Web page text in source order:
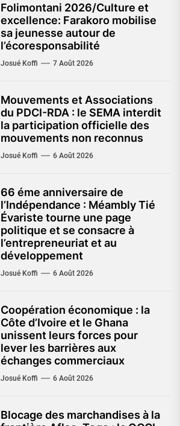
Folimontani 2026/Culture et
excellence: Farakoro mobilise
sa jeunesse autour de
l’écoresponsabilité
Josué Koffi 7 Août 2026
Mouvements et Associations
du PDCI-RDA : le SEMA interdit
la participation officielle des
mouvements non reconnus
Josué Koffi 6 Août 2026
66 éme anniversaire de
l’Indépendance : Méambly Tié
Évariste tourne une page
politique et se consacre à
l’entrepreneuriat et au
développement
Josué Koffi 6 Août 2026
Coopération économique : la
Côte d’Ivoire et le Ghana
unissent leurs forces pour
lever les barrières aux
échanges commerciaux
Josué Koffi 6 Août 2026
Blocage des marchandises à la